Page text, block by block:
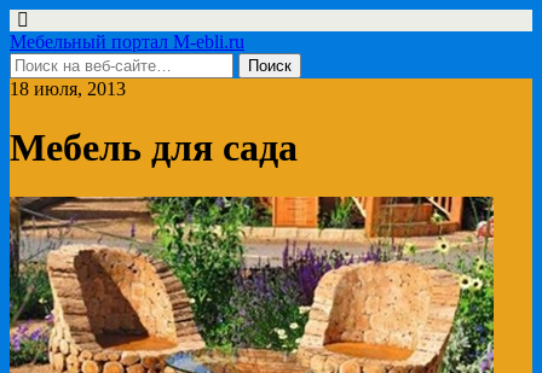
Мебельный портал M-ebli.ru
18 июля, 2013
Мебель для сада